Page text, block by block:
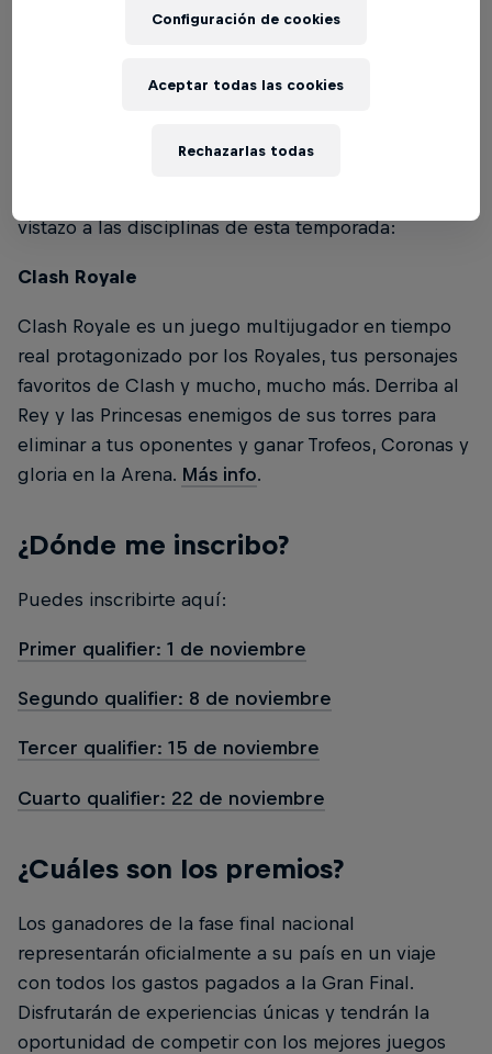
eliminatorias nacionales online u offline. Consulta
vistazo a las disciplinas de esta temporada:
Clash Royale
Clash Royale es un juego multijugador en tiempo
real protagonizado por los Royales, tus personajes
favoritos de Clash y mucho, mucho más. Derriba al
Rey y las Princesas enemigos de sus torres para
eliminar a tus oponentes y ganar Trofeos, Coronas y
gloria en la Arena. Más info.
¿Dónde me inscribo?
Puedes inscribirte aquí:
Primer qualifier: 1 de noviembre
Segundo qualifier: 8 de noviembre
Tercer qualifier: 15 de noviembre
Cuarto qualifier: 22 de noviembre
¿Cuáles son los premios?
Los ganadores de la fase final nacional
representarán oficialmente a su país en un viaje
con todos los gastos pagados a la Gran Final.
Disfrutarán de experiencias únicas y tendrán la
oportunidad de competir con los mejores juegos
Configuración de cookies
Rechazarlas todas
Aceptar todas las cookies